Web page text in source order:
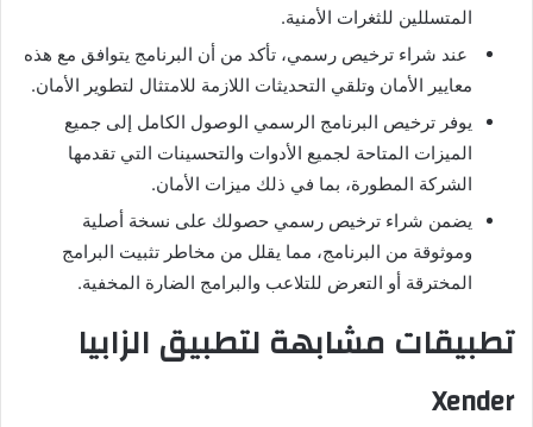
المتسللين للثغرات الأمنية.
عند شراء ترخيص رسمي، تأكد من أن البرنامج يتوافق مع هذه
معايير الأمان وتلقي التحديثات اللازمة للامتثال لتطوير الأمان.
يوفر ترخيص البرنامج الرسمي الوصول الكامل إلى جميع
الميزات المتاحة لجميع الأدوات والتحسينات التي تقدمها
الشركة المطورة، بما في ذلك ميزات الأمان.
يضمن شراء ترخيص رسمي حصولك على نسخة أصلية
وموثوقة من البرنامج، مما يقلل من مخاطر تثبيت البرامج
المخترقة أو التعرض للتلاعب والبرامج الضارة المخفية.
تطبيقات مشابهة لتطبيق الزابيا
Xender